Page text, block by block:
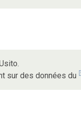
sur des données du